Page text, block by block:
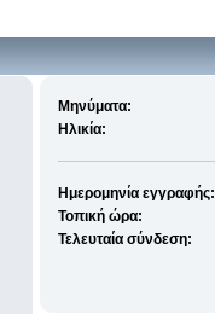
Μηνύματα:
Ηλικία:
Ημερομηνία εγγραφής:
Τοπική ώρα:
Τελευταία σύνδεση: